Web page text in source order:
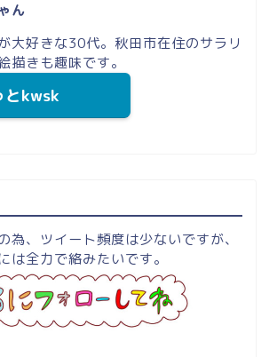
ん
大好きな30代。秋田市在住のサラリ
描きも趣味です。
とkwsk
、ツイート頻度は少ないですが、
は全力で絡みたいです。